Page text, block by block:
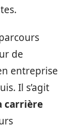
de
entreprise
Il s’agit
carrière